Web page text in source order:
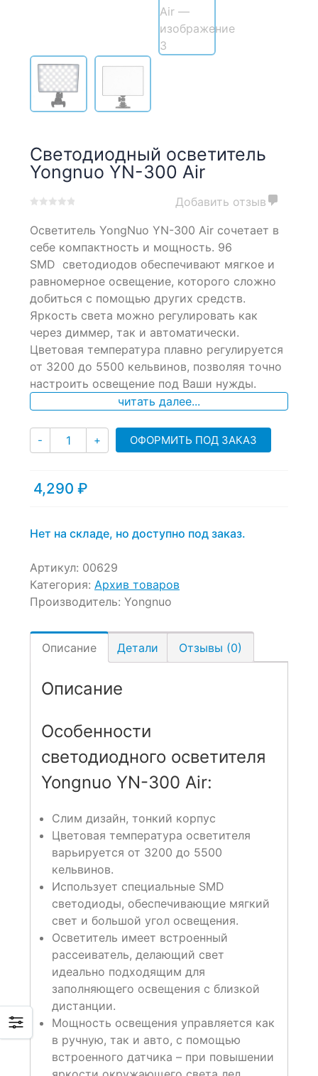
Светодиодный осветитель
Yongnuo YN-300 Air
out
on
customer
ratings
Добавить отзыв
Осветитель YongNuo YN-300 Air сочетает в
себе компактность и мощность. 96
SMD светодиодов обеспечивают мягкое и
равномерное освещение, которого сложно
добиться с помощью других средств.
Яркость света можно регулировать как
через диммер, так и автоматически.
Цветовая температура плавно регулируется
от 3200 до 5500 кельвинов, позволяя точно
настроить освещение под Ваши нужды.
читать далее...
- Количество
+ ОФОРМИТЬ ПОД ЗАКАЗ
4,290 ₽
Нет на складе, но доступно под заказ.
Артикул: 00629
Категория: Архив товаров
Производитель: Yongnuo
Описание Детали Отзывы (0)
Описание
Особенности
светодиодного осветителя
Yongnuo YN-300 Air:
Слим дизайн, тонкий корпус
Цветовая температура осветителя
варьируется от 3200 до 5500
кельвинов.
Использует специальные SMD
светодиоды, обеспечивающие мягкий
свет и большой угол освещения.
Осветитель имеет встроенный
рассеиватель, делающий свет
идеально подходящим для
заполняющего освещения с близкой
дистанции.
Мощность освещения управляется как
в ручную, так и авто, с помощью
встроенного датчика – при повышении